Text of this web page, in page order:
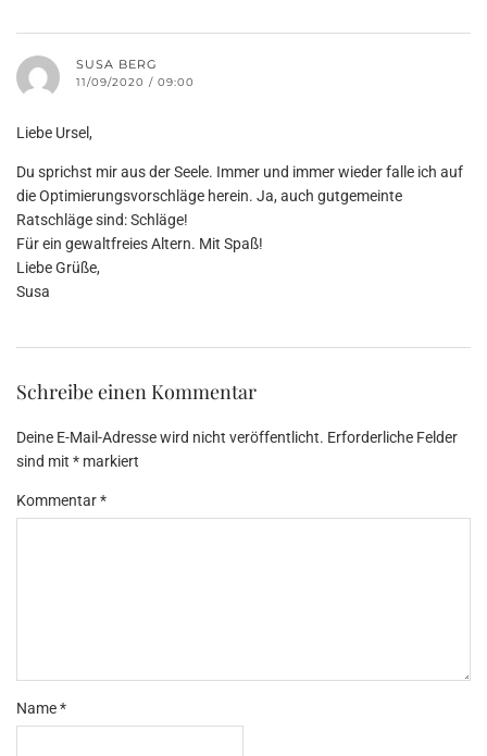
SUSA BERG
11/09/2020 / 09:00
Liebe Ursel,
Du sprichst mir aus der Seele. Immer und immer wieder falle ich auf
die Optimierungsvorschläge herein. Ja, auch gutgemeinte
Ratschläge sind: Schläge!
Für ein gewaltfreies Altern. Mit Spaß!
Liebe Grüße,
Susa
Schreibe einen Kommentar
Deine E-Mail-Adresse wird nicht veröffentlicht. Erforderliche Felder
sind mit * markiert
Kommentar*
Name*